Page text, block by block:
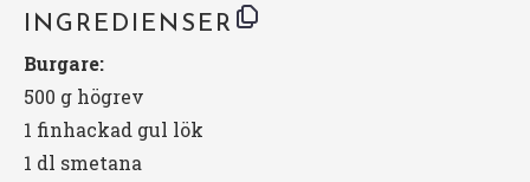
INGREDIENSER
Burgare:
500 g högrev
1 finhackad gul lök
1 dl smetana